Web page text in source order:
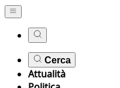
Cerca
Attualità